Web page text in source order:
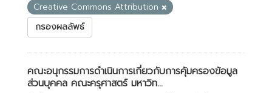
Creative Commons Attribution
กรองผลลัพธ์
คณะอนุกรรมการดำเนินการเกี่ยวกับการคุ้มครองข้อมูล
ส่วนบุคคล คณะครุศาสตร์ มหาวิท...